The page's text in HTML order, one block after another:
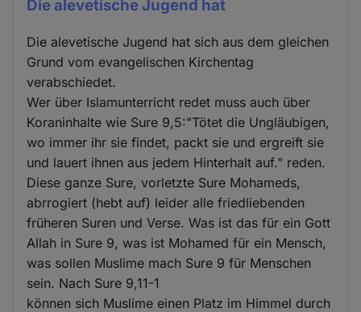
Die alevetische Jugend hat
Die alevetische Jugend hat sich aus dem gleichen
Grund vom evangelischen Kirchentag
verabschiedet.
Wer über Islamunterricht redet muss auch über
Koraninhalte wie Sure 9,5:"Tötet die Ungläubigen,
wo immer ihr sie findet, packt sie und ergreift sie
und lauert ihnen aus jedem Hinterhalt auf." reden.
Diese ganze Sure, vorletzte Sure Mohameds,
abrrogiert (hebt auf) leider alle friedliebenden
früheren Suren und Verse. Was ist das für ein Gott
Allah in Sure 9, was ist Mohamed für ein Mensch,
was sollen Muslime mach Sure 9 für Menschen
sein. Nach Sure 9,11-1
können sich Muslime einen Platz im Himmel durch